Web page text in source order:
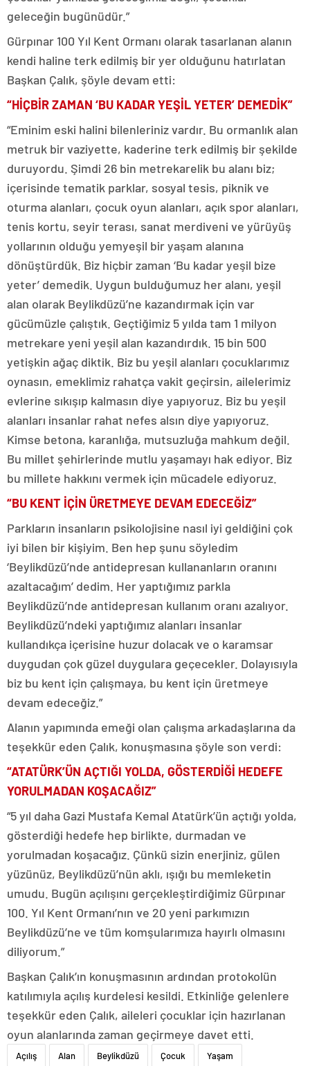
geleceğin bugünüdür.”
Gürpınar 100 Yıl Kent Ormanı olarak tasarlanan alanın
kendi haline terk edilmiş bir yer olduğunu hatırlatan
Başkan Çalık, şöyle devam etti:
“HİÇBİR ZAMAN ‘BU KADAR YEŞİL YETER’ DEMEDİK”
“Eminim eski halini bilenleriniz vardır. Bu ormanlık alan
metruk bir vaziyette, kaderine terk edilmiş bir şekilde
duruyordu. Şimdi 26 bin metrekarelik bu alanı biz;
içerisinde tematik parklar, sosyal tesis, piknik ve
oturma alanları, çocuk oyun alanları, açık spor alanları,
tenis kortu, seyir terası, sanat merdiveni ve yürüyüş
yollarının olduğu yemyeşil bir yaşam alanına
dönüştürdük. Biz hiçbir zaman ‘Bu kadar yeşil bize
yeter’ demedik. Uygun bulduğumuz her alanı, yeşil
alan olarak Beylikdüzü’ne kazandırmak için var
gücümüzle çalıştık. Geçtiğimiz 5 yılda tam 1 milyon
metrekare yeni yeşil alan kazandırdık. 15 bin 500
yetişkin ağaç diktik. Biz bu yeşil alanları çocuklarımız
oynasın, emeklimiz rahatça vakit geçirsin, ailelerimiz
evlerine sıkışıp kalmasın diye yapıyoruz. Biz bu yeşil
alanları insanlar rahat nefes alsın diye yapıyoruz.
Kimse betona, karanlığa, mutsuzluğa mahkum değil.
Bu millet şehirlerinde mutlu yaşamayı hak ediyor. Biz
bu millete hakkını vermek için mücadele ediyoruz.
“BU KENT İÇİN ÜRETMEYE DEVAM EDECEĞİZ”
Parkların insanların psikolojisine nasıl iyi geldiğini çok
iyi bilen bir kişiyim. Ben hep şunu söyledim
‘Beylikdüzü’nde antidepresan kullananların oranını
azaltacağım’ dedim. Her yaptığımız parkla
Beylikdüzü’nde antidepresan kullanım oranı azalıyor.
Beylikdüzü’ndeki yaptığımız alanları insanlar
kullandıkça içerisine huzur dolacak ve o karamsar
duygudan çok güzel duygulara geçecekler. Dolayısıyla
biz bu kent için çalışmaya, bu kent için üretmeye
devam edeceğiz.”
Alanın yapımında emeği olan çalışma arkadaşlarına da
teşekkür eden Çalık, konuşmasına şöyle son verdi:
“ATATÜRK’ÜN AÇTIĞI YOLDA, GÖSTERDİĞİ HEDEFE
YORULMADAN KOŞACAĞIZ”
“5 yıl daha Gazi Mustafa Kemal Atatürk’ün açtığı yolda,
gösterdiği hedefe hep birlikte, durmadan ve
yorulmadan koşacağız. Çünkü sizin enerjiniz, gülen
yüzünüz, Beylikdüzü’nün aklı, ışığı bu memleketin
umudu. Bugün açılışını gerçekleştirdiğimiz Gürpınar
100. Yıl Kent Ormanı’nın ve 20 yeni parkımızın
Beylikdüzü’ne ve tüm komşularımıza hayırlı olmasını
diliyorum.”
Başkan Çalık’ın konuşmasının ardından protokolün
katılımıyla açılış kurdelesi kesildi. Etkinliğe gelenlere
teşekkür eden Çalık, aileleri çocuklar için hazırlanan
oyun alanlarında zaman geçirmeye davet etti.
Açılış Alan Beylikdüzü Çocuk Yaşam